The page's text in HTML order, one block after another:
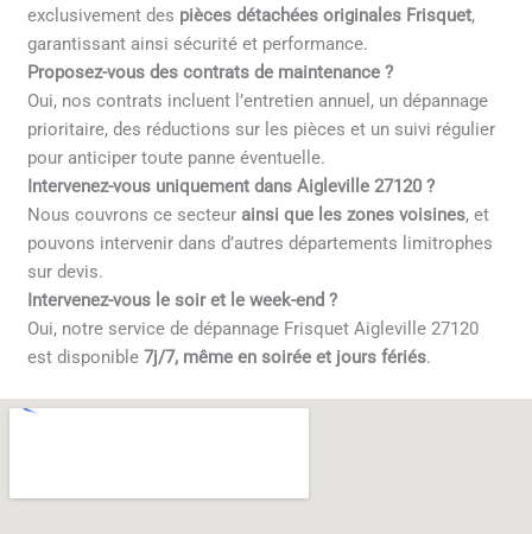
exclusivement des pièces détachées originales Frisquet,
garantissant ainsi sécurité et performance.
Proposez-vous des contrats de maintenance ?
Oui, nos contrats incluent l’entretien annuel, un dépannage
prioritaire, des réductions sur les pièces et un suivi régulier
pour anticiper toute panne éventuelle.
Intervenez-vous uniquement dans Aigleville 27120 ?
Nous couvrons ce secteur ainsi que les zones voisines, et
pouvons intervenir dans d’autres départements limitrophes
sur devis.
Intervenez-vous le soir et le week-end ?
Oui, notre service de dépannage Frisquet Aigleville 27120
est disponible7j/7, même en soirée et jours fériés.